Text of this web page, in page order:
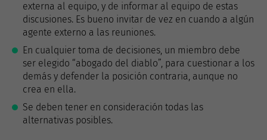
externa al equipo, y de informar al equipo de estas
discusiones. Es bueno invitar de vez en cuando a algún
agente externo a las reuniones.
En cualquier toma de decisiones, un miembro debe
ser elegido “abogado del diablo”, para cuestionar a los
demás y defender la posición contraria, aunque no
crea en ella.
Se deben tener en consideración todas las
alternativas posibles.